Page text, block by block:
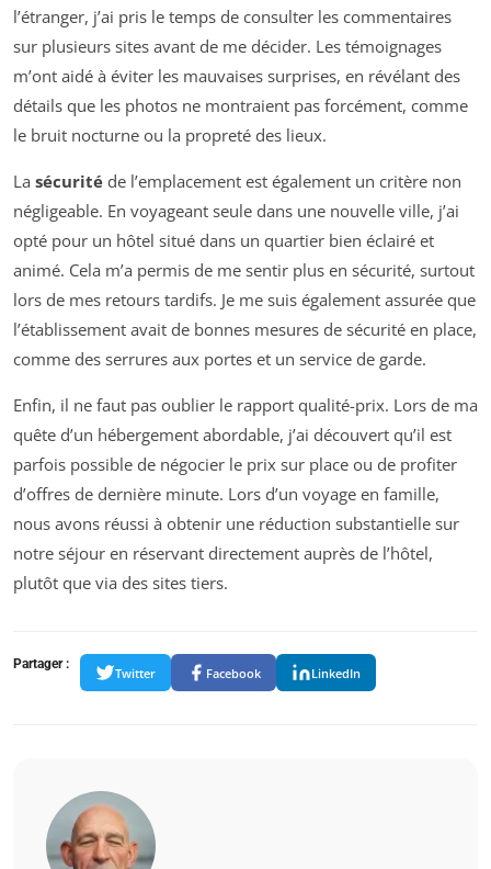
l’étranger, j’ai pris le temps de consulter les commentaires
sur plusieurs sites avant de me décider. Les témoignages
m’ont aidé à éviter les mauvaises surprises, en révélant des
détails que les photos ne montraient pas forcément, comme
le bruit nocturne ou la propreté des lieux.
La sécurité de l’emplacement est également un critère non
négligeable. En voyageant seule dans une nouvelle ville, j’ai
opté pour un hôtel situé dans un quartier bien éclairé et
animé. Cela m’a permis de me sentir plus en sécurité, surtout
lors de mes retours tardifs. Je me suis également assurée que
l’établissement avait de bonnes mesures de sécurité en place,
comme des serrures aux portes et un service de garde.
Enfin, il ne faut pas oublier le rapport qualité-prix. Lors de ma
quête d’un hébergement abordable, j’ai découvert qu’il est
parfois possible de négocier le prix sur place ou de profiter
d’offres de dernière minute. Lors d’un voyage en famille,
nous avons réussi à obtenir une réduction substantielle sur
notre séjour en réservant directement auprès de l’hôtel,
plutôt que via des sites tiers.
Partager :
Twitter Facebook LinkedIn